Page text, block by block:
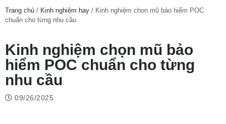
Trang chủ / Kinh nghiệm hay / Kinh nghiệm chọn mũ bảo hiểm POC
chuẩn cho từng nhu cầu
Kinh nghiệm chọn mũ bảo
hiểm POC chuẩn cho từng
nhu cầu
09/26/2025